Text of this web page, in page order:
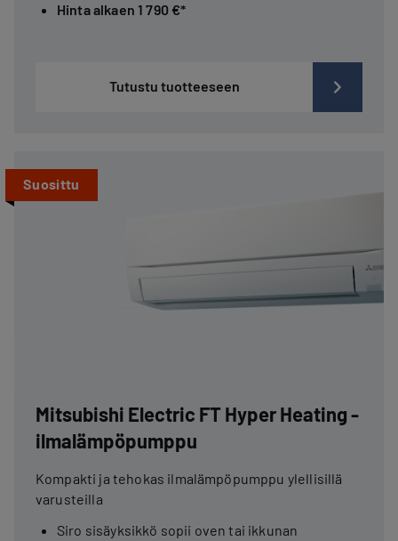
Hinta alkaen 1 790 €*
Tutustu tuotteeseen
Suosittu
Mitsubishi Electric FT Hyper Heating -
ilmalämpöpumppu
Kompakti ja tehokas ilmalämpöpumppu ylellisillä
varusteilla
Siro sisäyksikkö sopii oven tai ikkunan